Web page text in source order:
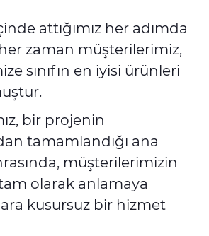
attığımız her adımda
zaman müşterilerimiz,
sınıfın en iyisi ürünleri
bir projenin
tamamlandığı ana
müşterilerimizin
olarak anlamaya
kusursuz bir hizmet